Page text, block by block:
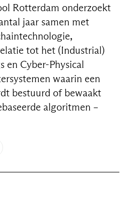
Rotterdam onderzoekt
jaar samen met
,
tot het (Industrial)
en Cyber-Physical
waarin een
bestuurd of bewaakt
algoritmen –